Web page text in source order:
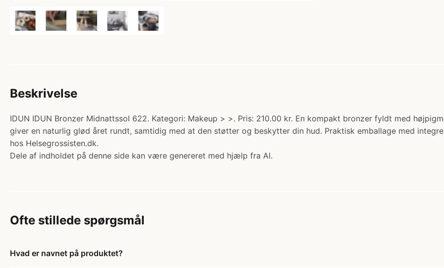
Beskrivelse
IDUN IDUN Bronzer Midnattssol 622. Kategori: Makeup > >. Pris: 210.00 kr. En kompakt bronzer fyldt med
giver en naturlig glød året rundt, samtidig med at den støtter og beskytter din hud. Praktisk emballage med
hos Helsegrossisten.dk.
Dele af indholdet på denne side kan være genereret med hjælp fra AI.
Ofte stillede spørgsmål
Hvad er navnet på produktet?